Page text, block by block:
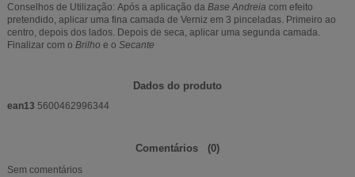
Conselhos de Utilização: Após a aplicação da Base Andreia com efeito
pretendido, aplicar uma fina camada de Verniz em 3 pinceladas. Primeiro ao
centro, depois dos lados. Depois de seca, aplicar uma segunda camada.
Finalizar com o Brilho e o Secante
Dados do produto
ean13 5600462996344
Comentários (0)
Sem comentários